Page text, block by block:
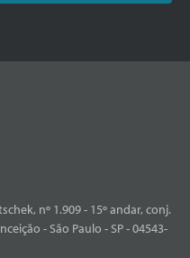
nº 1.909 - 15º andar, conj.
- São Paulo - SP - 04543-